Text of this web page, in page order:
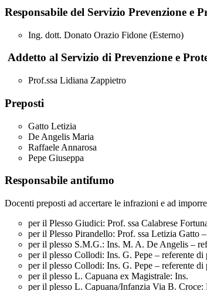
Responsabile del Servizio Prevenzione e
Ing. dott. Donato Orazio Fidone (Esterno)
Addetto al Servizio di Prevenzione e
Prof.ssa Lidiana Zappietro
Preposti
Gatto Letizia
De Angelis Maria
Raffaele Annarosa
Pepe Giuseppa
Responsabile antifumo
Docenti preposti ad accertare le infrazioni e ad
per il Plesso Giudici: Prof. ssa Calabrese
per il Plesso Pirandello: Prof. ssa Letizia Gatto
per il plesso S.M.G.: Ins. M. A. De Angelis –
per il plesso Collodi: Ins. G. Pepe – referente di
per il plesso Collodi: Ins. G. Pepe – referente di
per il plesso L. Capuana ex
per il plesso L. Capuana/Infanzia Via